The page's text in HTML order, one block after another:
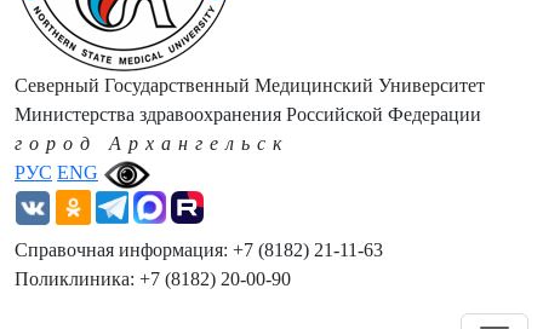
РУС ENG
Северный Государственный Медицинский Университет
Министерства здравоохранения Российской Федерации
город Архангельск
Справочная информация: +7 (8182) 21-11-63
Поликлиника: +7 (8182) 20-00-90